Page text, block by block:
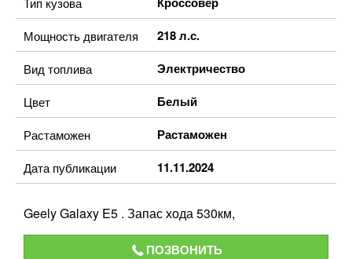
Мощность двигателя 218 л.с.
Вид топлива Электричество
Цвет Белый
Растаможен Растаможен
Дата публикации 11.11.2024
Geely Galaxy E5 . Запас хода 530км,
ПОЗВОНИТЬ